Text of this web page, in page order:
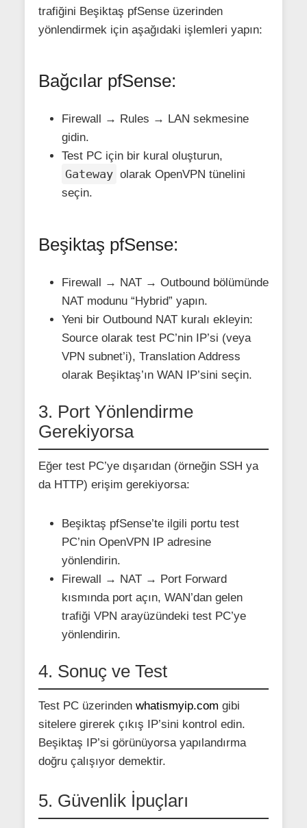
trafiğini Beşiktaş pfSense üzerinden
yönlendirmek için aşağıdaki işlemleri yapın:
Bağcılar pfSense:
Firewall → Rules → LAN sekmesine
gidin.
Test PC için bir kural oluşturun,
Gateway olarak OpenVPN tünelini
seçin.
Beşiktaş pfSense:
Firewall → NAT → Outbound bölümünde
NAT modunu “Hybrid” yapın.
Yeni bir Outbound NAT kuralı ekleyin:
Source olarak test PC’nin IP’si (veya
VPN subnet’i), Translation Address
olarak Beşiktaş’ın WAN IP’sini seçin.
3. Port Yönlendirme
Gerekiyorsa
Eğer test PC’ye dışarıdan (örneğin SSH ya
da HTTP) erişim gerekiyorsa:
Beşiktaş pfSense’te ilgili portu test
PC’nin OpenVPN IP adresine
yönlendirin.
Firewall → NAT → Port Forward
kısmında port açın, WAN’dan gelen
trafiği VPN arayüzündeki test PC’ye
yönlendirin.
4. Sonuç ve Test
Test PC üzerinden whatismyip.com gibi
sitelere girerek çıkış IP’sini kontrol edin.
Beşiktaş IP’si görünüyorsa yapılandırma
doğru çalışıyor demektir.
5. Güvenlik İpuçları